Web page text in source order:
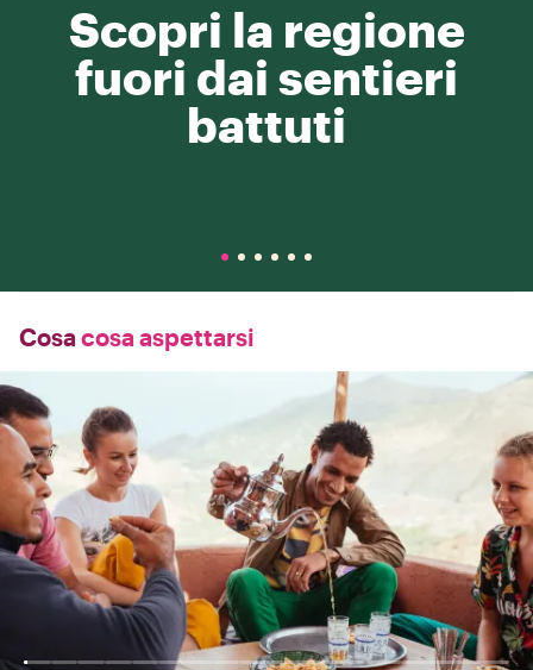
Scopri la regione
fuori dai sentieri
battuti
Cosa cosa aspettarsi